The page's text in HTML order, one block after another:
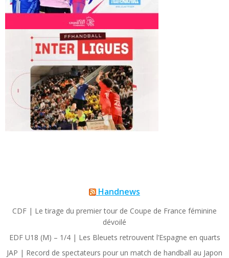
Handnews
CDF | Le tirage du premier tour de Coupe de France féminine
dévoilé
EDF U18 (M) – 1/4 | Les Bleuets retrouvent l’Espagne en quarts
JAP | Record de spectateurs pour un match de handball au Japon